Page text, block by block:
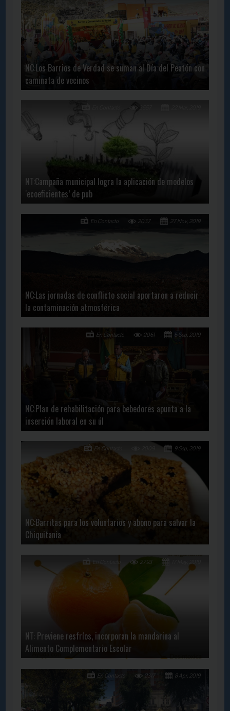
NC:Los Barrios de Verdad se suman al Día del Peatón con
caminata de vecinos
NT:Campaña municipal logra la aplicación de modelos
‘ecoeficientes’ de pub
3557
NC:Las jornadas de conflicto social aportaron a reducir
la contaminación atmosférica
27 Nov, 2019
2037
En Contacto
NC:Plan de rehabilitación para bebedores apunta a la
inserción laboral en su úl
6 Sep, 2019
2061
En Contacto
NC:Barritas para los voluntarios y abono para salvar la
Chiquitania
9 Sep, 2019
En Contacto
NT: Previene resfríos, incorporan la mandarina al
Alimento Complementario Escolar
17 May, 2019
2793
En Contacto
8 Apr, 2019
2317
En Contacto